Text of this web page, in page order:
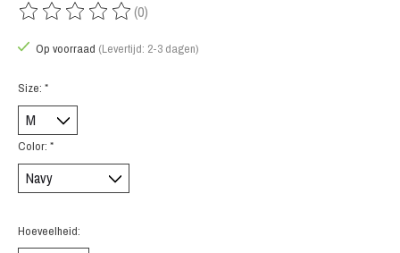
De beoordeling van dit product is
(0)
Op voorraad (Levertijd: 2-3 dagen)
Size: *
Color: *
Hoeveelheid: